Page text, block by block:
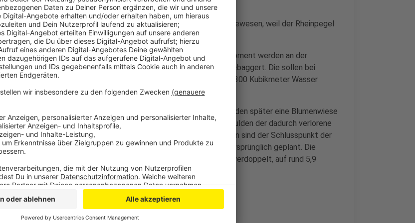
Die Betontreppen zu gießen war zwischenzeitlich nicht möglich gewesen, weil der Rheinpegel
zu hoch war.
Außerdem arbeiten gerade noch Bagger entlang der Mauer. Im Moment werden an der
Hitdorfer Laach in der Nähe des Fähranlegers große Gruben ausgebaggert. Die sollen bei
Hochwasser helfen, den Druck gegen die Kaimauer zu verringern. 300 Kubikmeter Wasser
sollen dort aufgefangen werden können.
Damit das Ganze trotzdem ansprechend aussieht, wird in den Mulden später eine Blumenwiese
gesät. Weil die neue Kaimauer vor der alten steht, wird mit den Mulden der dadurch verlorene
Platz im Überflutungsbereich des Rheins ausgeglichen. Die Mulden sind der Schlusspunkt der
Bauarbeiten, die sich dann ein Jahr länger hingezogen haben, als ursprünglich geplant. Die
Kosten für die Sanierung der Kaimauer hatten sich im Bauverlauf verdoppelt, auf rund 5,9
Millionen Euro.